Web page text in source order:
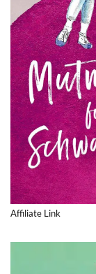
Affiliate Link